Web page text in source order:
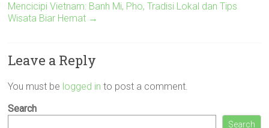
Mencicipi Vietnam: Banh Mi, Pho, Tradisi Lokal dan Tips
Wisata Biar Hemat →
Leave a Reply
You must be logged in to post a comment.
Search
Search